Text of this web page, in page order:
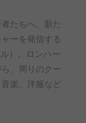
たちへ、新た
ーを発信する
）。ロンハー
、周りのクー
楽、洋服など